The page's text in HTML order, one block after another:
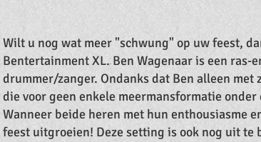
Wilt u nog wat meer "schwung" op uw feest,
Bentertainment XL. Ben Wagenaar is een ras-
drummer/zanger. Ondanks dat Ben alleen
die voor geen enkele meermansformatie onder
Wanneer beide heren met hun enthousiasme
feest uitgroeien! Deze setting is ook nog uit te